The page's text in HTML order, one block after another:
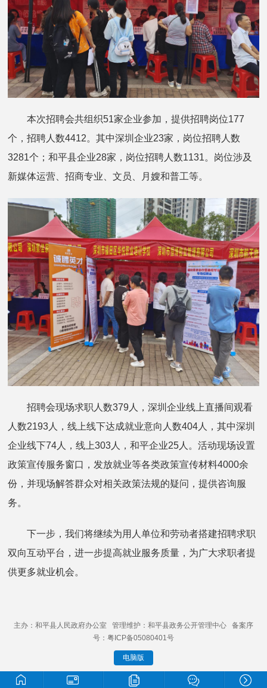
本次招聘会共组织51家企业参加，提供招聘岗位177
个，招聘人数4412。其中深圳企业23家，岗位招聘人数
3281个；和平县企业28家，岗位招聘人数1131。岗位涉及
新媒体运营、招商专业、文员、月嫂和普工等。
招聘会现场求职人数379人，深圳企业线上直播间观看
人数2193人，线上线下达成就业意向人数404人，其中深圳
企业线下74人，线上303人，和平企业25人。活动现场设置
政策宣传服务窗口，发放就业等各类政策宣传材料4000余
份，并现场解答群众对相关政策法规的疑问，提供咨询服
务。
下一步，我们将继续为用人单位和劳动者搭建招聘求职
双向互动平台，进一步提高就业服务质量，为广大求职者提
供更多就业机会。
主办：和平县人民政府办公室 管理维护：和平县政务公开管理中心 备案序
号：粤ICP备05080401号
电脑版